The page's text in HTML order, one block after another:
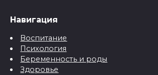
Навигация
Воспитание
Психология
Беременность и роды
Здоровье